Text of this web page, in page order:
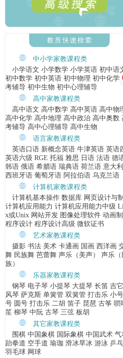
中小学家教课程类
小学语文 小学数学 小学英语 初中语
初中数学 初中英语 初中物理 初中化学
考辅导 初中生物 初中心理辅导
高中家教课程类
高中语文 高中数学 高中英语 高中物
高中化学 高中地理 高中政治 高中奥数
考辅导 高中心理辅导 高中生物
语言家教课程类
英语口语 新概念英语 牛津英语 英语
英语六级 RGE 托福 雅思 日语 法语 德
韩语 俄语 希腊语 瑞典语 荷兰语 意大
西班牙语 葡萄牙语 阿拉伯语 乌克兰语
计算机家教课程类
计算机基本操作 数据库 网页设计与
计算机应用能力 计算机应用能力中级
x或Unix 网站开发 图像处理软件 动画
程序设计 程序设计高级 微软证书
艺术家教课程类
摄影 书法 美术 卡通画 国画 西洋画
舞 民族舞 芭蕾舞 声乐（美声）
声乐（
族）
乐器家教课程类
钢琴 电子琴 小提琴 大提琴 长笛 吉它
风琴 萨克斯 单簧管 双簧管 打击乐 小号
号 圆号 打击乐 二胡 笛子 琵琶 古筝 唢
笙 柳琴 中阮 古琴 三弦 板胡
其它家教课程类
围棋 中国象棋 国际象棋 中国武术 气
跆拳道 空手道 瑜珈 滑冰旱冰 游泳 乒
羽毛球 网球